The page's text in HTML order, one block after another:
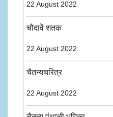
22 August 2022
चौदावें शतक
22 August 2022
चैतन्यचरित्र
22 August 2022